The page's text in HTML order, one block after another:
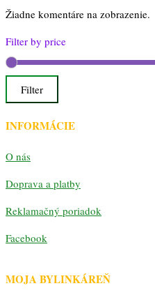
Žiadne komentáre na zobrazenie.
Filter by price
Filter
INFORMÁCIE
O nás
Doprava a platby
Reklamačný poriadok
Facebook
MOJA BYLINKÁREŇ